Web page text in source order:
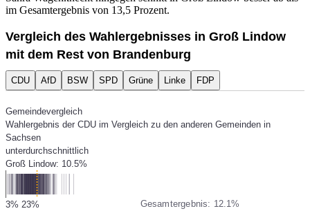
im Gesamtergebnis von 13,5 Prozent.
Vergleich des Wahlergebnisses in Groß Lindow
mit dem Rest von Brandenburg
CDU AfD BSW SPD Grüne Linke FDP
Gemeindevergleich
Wahlergebnis der CDU im Vergleich zu den anderen Gemeinden in
Sachsen
unterdurchschnittlich
Groß Lindow: 10.5%
3% Gesamtergebnis: 12.1%
23%